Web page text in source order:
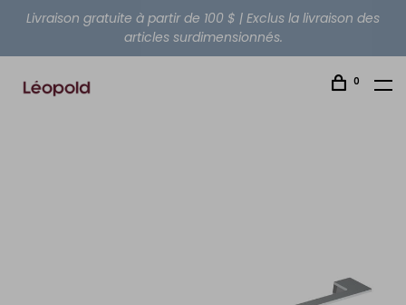
Livraison gratuite à partir de 100 $ | Exclus la livraison des
articles surdimensionnés.
0